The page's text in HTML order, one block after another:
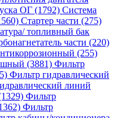
ОГ (1792) Система
Стартер части (275)
топливный бак
части (220)
(255)
(3881) Фильтр
Фильтр гидравлический
линий
Фильтр
Фильтр